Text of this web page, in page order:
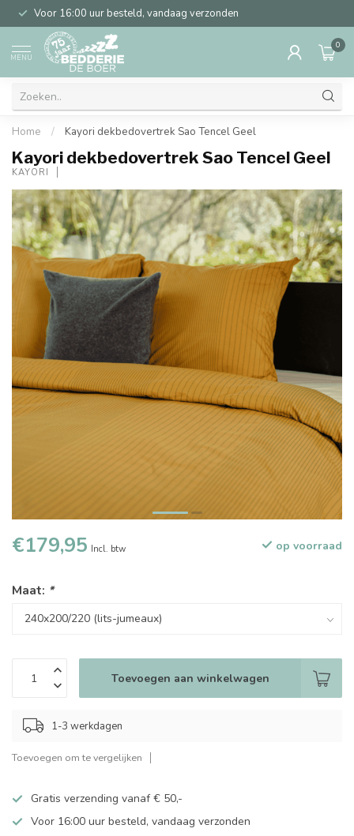
Voor 16:00 uur besteld, vandaag verzonden
MENU
0
Home / Kayori dekbedovertrek Sao Tencel Geel
Kayori dekbedovertrek Sao Tencel Geel
KAYORI
€179,95 Incl. btw op voorraad
Maat: *
Toevoegen aan winkelwagen
1-3 werkdagen
Toevoegen om te vergelijken
Gratis verzending vanaf € 50,-
Voor 16:00 uur besteld, vandaag verzonden